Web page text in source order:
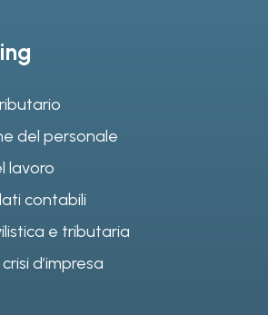
del personale
lavoro
contabili
e tributaria
d’impresa